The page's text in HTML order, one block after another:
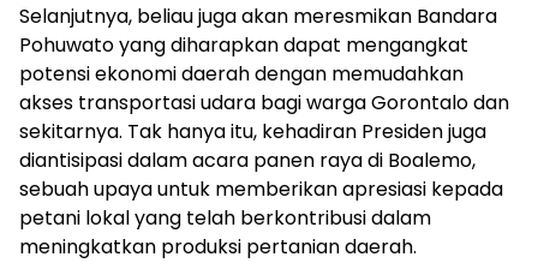
Selanjutnya, beliau juga akan meresmikan Bandara
Pohuwato yang diharapkan dapat mengangkat
potensi ekonomi daerah dengan memudahkan
akses transportasi udara bagi warga Gorontalo dan
sekitarnya. Tak hanya itu, kehadiran Presiden juga
diantisipasi dalam acara panen raya di Boalemo,
sebuah upaya untuk memberikan apresiasi kepada
petani lokal yang telah berkontribusi dalam
meningkatkan produksi pertanian daerah.